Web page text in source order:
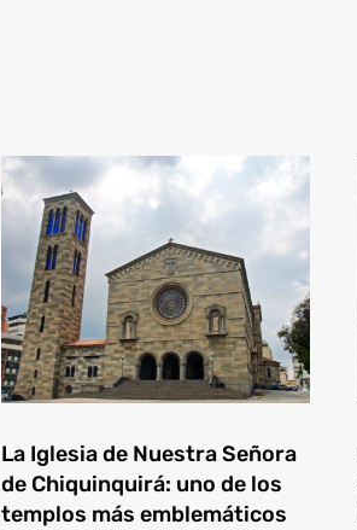
La Iglesia de Nuestra Señora
de Chiquinquirá: uno de los
templos más emblemáticos